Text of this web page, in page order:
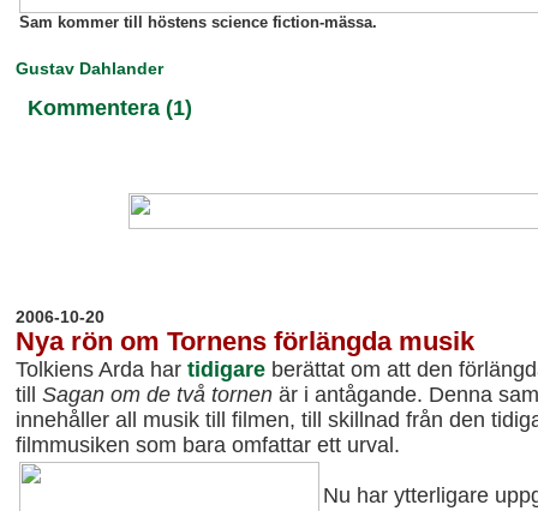
Sam kommer till höstens science fiction-mässa.
Gustav Dahlander
Kommentera (1)
2006-10-20
Nya rön om Tornens förlängda musik
Tolkiens Arda har tidigare berättat om att den
till Sagan om de två tornen är i antågande. Denna
innehåller all musik till filmen, till skillnad från den
filmmusiken som bara omfattar ett urval.
Nu har ytterligare